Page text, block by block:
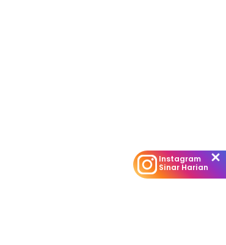
Instagram
Sinar Harian